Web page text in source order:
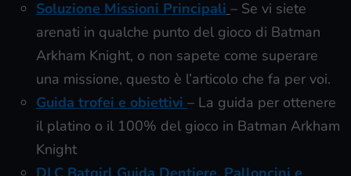
Soluzione Missioni Principali – Se vi siete
arenati in qualche punto del gioco di Batman
Arkham Knight, o non sapete come superare
una missione, questo è l’articolo che fa per voi.
Guida trofei e obiettivi – La guida per ottenere
il platino o il 100% del gioco in Batman Arkham
Knight